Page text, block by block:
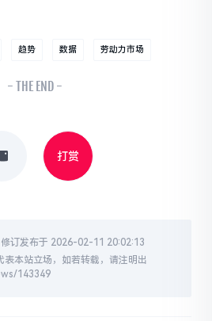
趋势 数据 劳动力市场
- THE END -
打赏
修订发布于 2026-02-11 20:02:13
表本站立场，如若转载，请注明出
143349